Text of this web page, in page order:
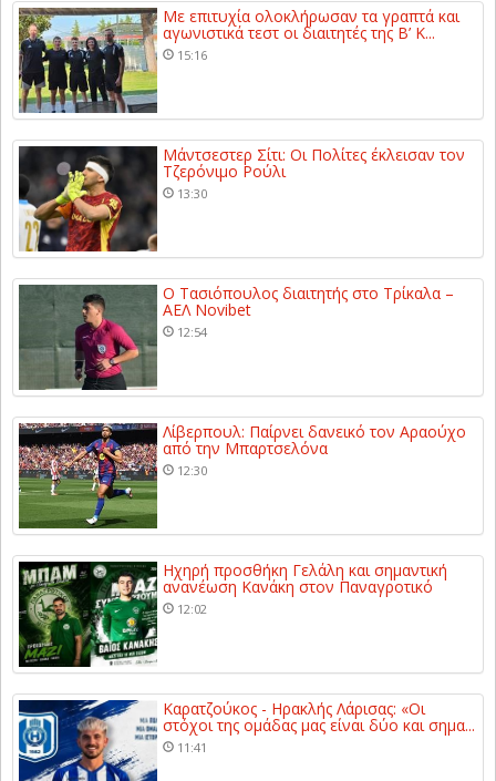
Με επιτυχία ολοκλήρωσαν τα γραπτά και
αγωνιστικά τεστ οι διαιτητές της Β’ Κ...
15:16
Μάντσεστερ Σίτι: Οι Πολίτες έκλεισαν τον
Τζερόνιμο Ρούλι
13:30
Ο Τασιόπουλος διαιτητής στο Τρίκαλα –
ΑΕΛ Novibet
12:54
Λίβερπουλ: Παίρνει δανεικό τον Αραούχο
από την Μπαρτσελόνα
12:30
Ηχηρή προσθήκη Γελάλη και σημαντική
ανανέωση Κανάκη στον Παναγροτικό
12:02
Καρατζούκος - Ηρακλής Λάρισας: «Οι
στόχοι της ομάδας μας είναι δύο και σημα...
11:41